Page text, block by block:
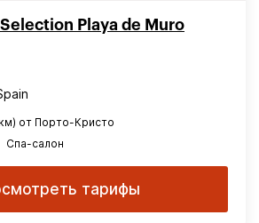
Selection​ Playa de Muro
от Порто-Кристо
Спа-салон
тарифы